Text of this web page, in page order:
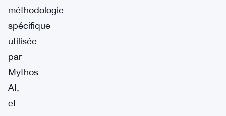
méthodologie
spécifique
utilisée
par
Mythos
AI,
et